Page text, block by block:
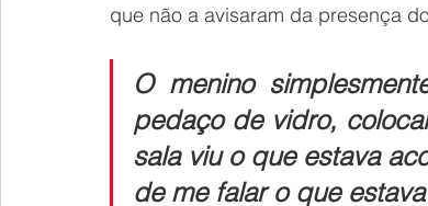
que não a avisaram da presença
O menino
pedaço de vidro,
sala viu o que estava
de me falar o que